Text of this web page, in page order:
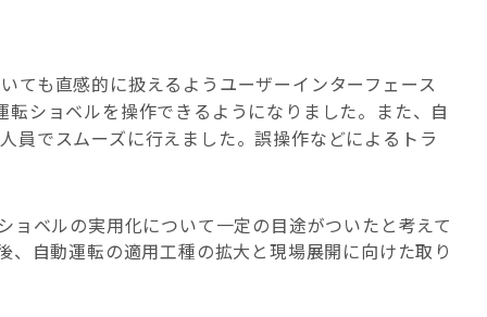
ても直感的に扱えるようユーザーインターフェース
ショベルを操作できるようになりました。また、自
員でスムーズに行えました。誤操作などによるトラ
ベルの実用化について一定の目途がついたと考えて
自動運転の適用工種の拡大と現場展開に向けた取り